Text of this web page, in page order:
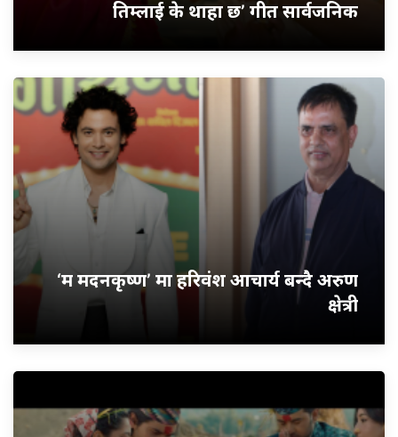
तिम्लाई के थाहा छ’ गीत सार्वजनिक
‘म मदनकृष्ण’ मा हरिवंश आचार्य बन्दै अरुण
क्षेत्री